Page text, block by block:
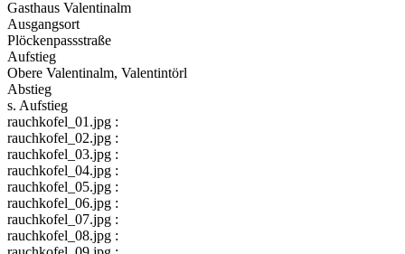
Gasthaus Valentinalm
Ausgangsort
Plöckenpassstraße
Aufstieg
Obere Valentinalm, Valentintörl
Abstieg
s. Aufstieg
rauchkofel_01.jpg :
rauchkofel_02.jpg :
rauchkofel_03.jpg :
rauchkofel_04.jpg :
rauchkofel_05.jpg :
rauchkofel_06.jpg :
rauchkofel_07.jpg :
rauchkofel_08.jpg :